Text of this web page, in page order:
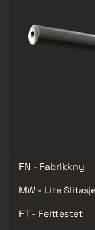
FN - Fabrikkny
MW - Lite
FT - Felttestet